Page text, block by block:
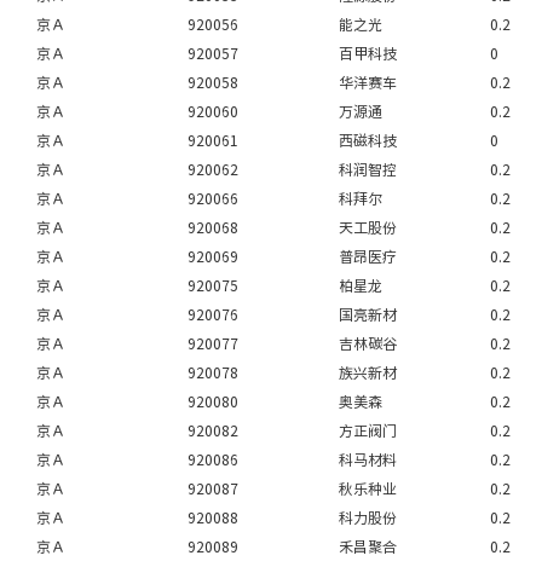
京Ａ
920056 能之光
0.2
京Ａ
920057 百甲科技
0
京Ａ
920058 华洋赛车
0.2
京Ａ
920060 万源通
0.2
京Ａ
920061 西磁科技
0
京Ａ
920062 科润智控
0.2
京Ａ
920066 科拜尔
0.2
京Ａ
920068 天工股份
0.2
京Ａ
920069 普昂医疗
0.2
京Ａ
920075 柏星龙
0.2
京Ａ
920076 国亮新材
0.2
京Ａ
920077 吉林碳谷
0.2
京Ａ
920078 族兴新材
0.2
京Ａ
920080 奥美森
0.2
京Ａ
920082 方正阀门
0.2
京Ａ
920086 科马材料
0.2
京Ａ
920087 秋乐种业
0.2
京Ａ
920088 科力股份
0.2
京Ａ
920089 禾昌聚合
0.2